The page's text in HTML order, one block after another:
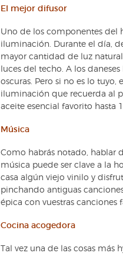
El mejor difusor
Uno de los componentes del
iluminación. Durante el día,
mayor cantidad de luz
luces del techo. A los
oscuras. Pero si no es lo tuyo,
iluminación que recuerda al
aceite esencial favorito hasta
Música
Como habrás notado, hablar
música puede ser clave a la
casa algún viejo vinilo y
pinchando antiguas
épica con vuestras canciones
Cocina acogedora
Tal vez una de las cosas más